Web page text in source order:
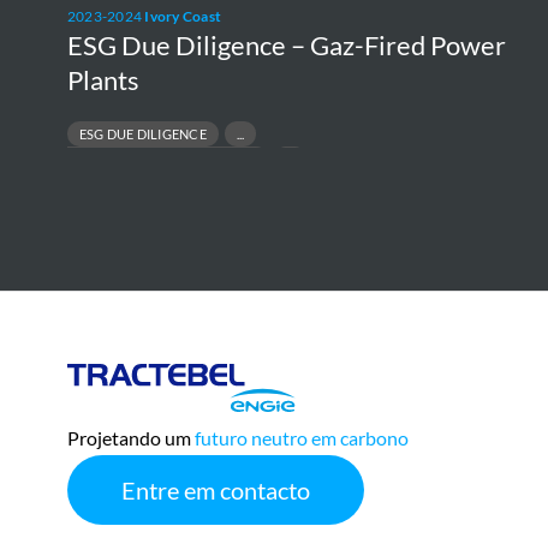
2023-2024 Ivory Coast
ESG Due Diligence – Gaz-Fired Power
Plants
ESG DUE DILIGENCE
Engie
Projetando umfuturo neutro em carbono
Entre em contacto